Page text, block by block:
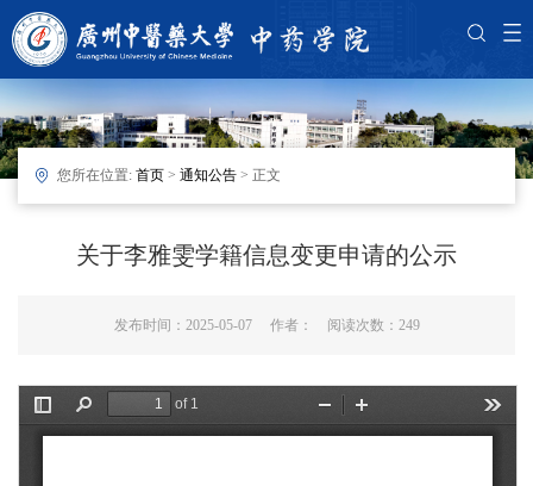
您所在位置: 首页 > 通知公告 > 正文
关于李雅雯学籍信息变更申请的公示
发布时间：2025-05-07 作者： 阅读次数： 249